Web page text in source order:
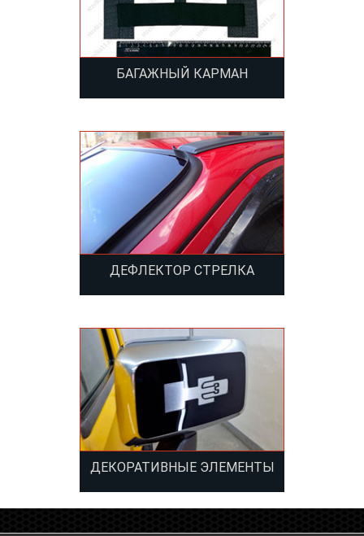
БАГАЖНЫЙ КАРМАН
ДЕФЛЕКТОР СТРЕЛКА
ДЕКОРАТИВНЫЕ ЭЛЕМЕНТЫ